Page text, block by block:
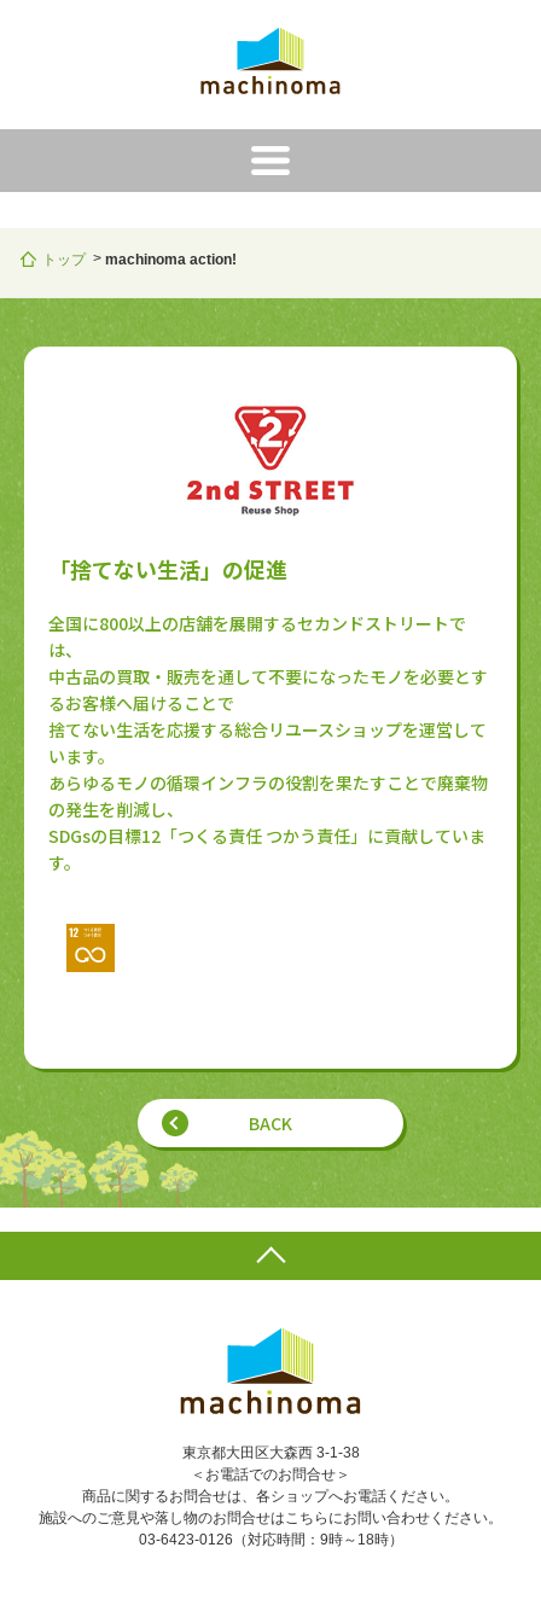
トップ machinoma action!
「捨てない生活」の促進
全国に800以上の店舗を展開するセカンドストリートで
は、
中古品の買取・販売を通して不要になったモノを必要とす
るお客様へ届けることで
捨てない生活を応援する総合リユースショップを運営して
います。
あらゆるモノの循環インフラの役割を果たすことで廃棄物
の発生を削減し、
SDGsの目標12「つくる責任 つかう責任」に貢献していま
す。
BACK
東京都大田区大森西 3-1-38
＜お電話でのお問合せ＞
商品に関するお問合せは、各ショップへお電話ください。
施設へのご意見や落し物のお問合せはこちらにお問い合わせください。
03-6423-0126 （対応時間：9時～18時）